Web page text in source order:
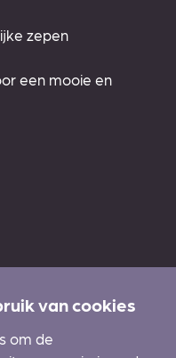
zepen
een mooie en
van cookies
om de